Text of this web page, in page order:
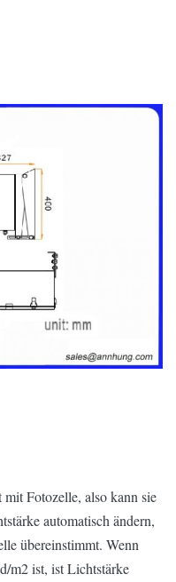
eine Luftfahrt
Fotozelle, also kann sie
automatisch ändern,
übereinstimmt. Wenn
m2 ist, ist Lichtstärke